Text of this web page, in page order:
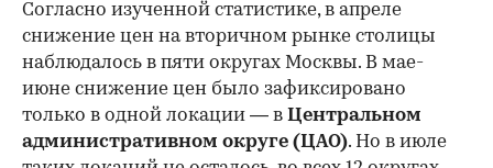
Согласно изученной статистике, в апреле
снижение цен на вторичном рынке столицы
наблюдалось в пяти округах Москвы. В мае-
июне снижение цен было зафиксировано
только в одной локации — в Центральном
административном округе (ЦАО). Но в июле